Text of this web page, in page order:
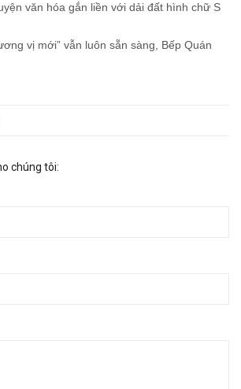
văn hóa gắn liền với dải đất hình chữ S
vị mới” vẫn luôn sẵn sàng, Bếp Quán
chúng tôi: